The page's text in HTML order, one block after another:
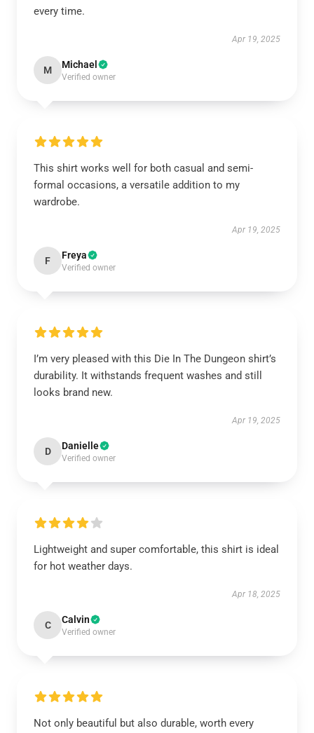
every time.
Apr 19, 2025
M Michael
Verified owner
This shirt works well for both casual and semi-
formal occasions, a versatile addition to my
wardrobe.
Apr 19, 2025
F Freya
Verified owner
I’m very pleased with this Die In The Dungeon shirt’s
durability. It withstands frequent washes and still
looks brand new.
Apr 19, 2025
D Danielle
Verified owner
Lightweight and super comfortable, this shirt is ideal
for hot weather days.
Apr 18, 2025
C Calvin
Verified owner
Not only beautiful but also durable, worth every